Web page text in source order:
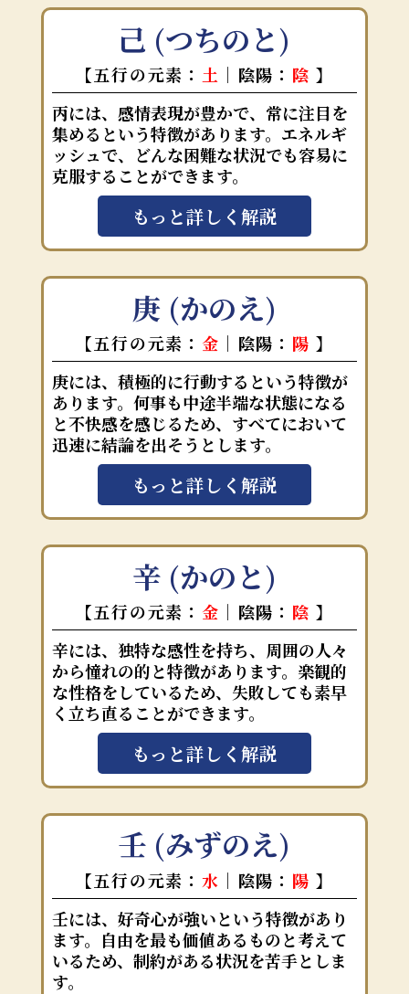
己 (つちのと)
【五行の元素： 土 ｜陰陽： 陰 】
丙には、感情表現が豊かで、常に注目を
集めるという特徴があります。エネルギ
ッシュで、どんな困難な状況でも容易に
克服することができます。
もっと詳しく解説
庚 (かのえ)
【五行の元素： 金 ｜陰陽： 陽 】
庚には、積極的に行動するという特徴が
あります。何事も中途半端な状態になる
と不快感を感じるため、すべてにおいて
迅速に結論を出そうとします。
もっと詳しく解説
辛 (かのと)
【五行の元素： 金 ｜陰陽： 陰 】
辛には、独特な感性を持ち、周囲の人々
から憧れの的と特徴があります。楽観的
な性格をしているため、失敗しても素早
く立ち直ることができます。
もっと詳しく解説
壬 (みずのえ)
【五行の元素：水 ｜陰陽： 陽 】
壬には、好奇心が強いという特徴があり
ます。自由を最も価値あるものと考えて
いるため、制約がある状況を苦手としま
す。